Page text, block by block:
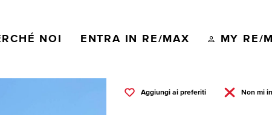
NOI ENTRA IN RE/MAX MY RE/
Aggiungi ai preferiti Non mi